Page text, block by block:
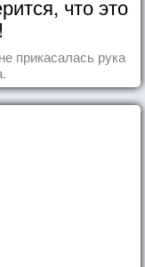
что это
прикасалась рука